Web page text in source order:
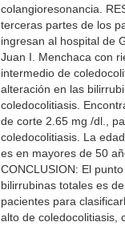
colangioresonancia.
terceras partes de los
ingresan al hospital de
Juan I. Menchaca con
intermedio de
alteración en las
coledocolitiasis.
de corte 2.65 mg /dl.,
coledocolitiasis. La
es en mayores de 50
CONCLUSION: El
bilirrubinas totales es
pacientes para
alto de coledocolitiasis,